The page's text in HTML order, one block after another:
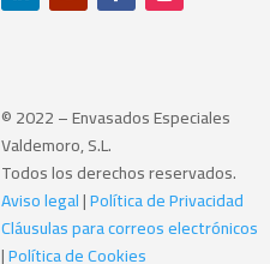
© 2022 – Envasados Especiales
Valdemoro, S.L.
Todos los derechos reservados.
Aviso legal|Política de Privacidad
Cláusulas para correos electrónicos
|Política de Cookies